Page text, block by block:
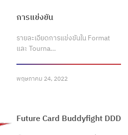
การแข่งขัน
รายละเอียดการแข่งขันใน Format
และ Tourna…
พฤษภาคม 24, 2022
Future Card Buddyfight DDD